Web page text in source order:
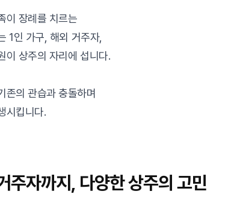
이 장례를 치르는
1인 가구, 해외 거주자,
이 상주의 자리에 섭니다.
존의 관습과 충돌하며
시킵니다.
주자까지, 다양한 상주의 고민